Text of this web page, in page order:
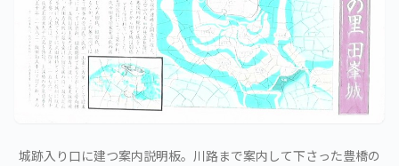
城跡入り口に建つ案内説明板。川路まで案内して下さった豊橋の